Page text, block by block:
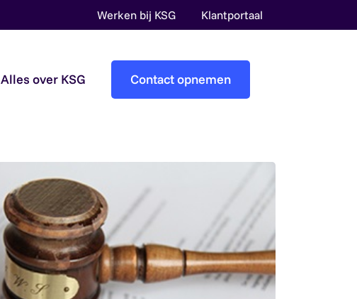
Werken bij KSG Klantportaal
Pre-audit services
Overheidsaccountants
Alles over KSG Contact opnemen